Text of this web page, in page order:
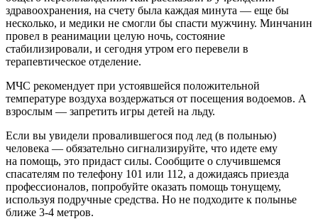
здравоохранения, на счету была каждая минута — еще бы
несколько, и медики не смогли бы спасти мужчину. Минчанин
провел в реанимации целую ночь, состояние
стабилизировали, и сегодня утром его перевели в
терапевтическое отделение.
МЧС рекомендует при устоявшейся положительной
температуре воздуха воздержаться от посещения водоемов. А
взрослым — запретить игры детей на льду.
Если вы увидели провалившегося под лед (в полынью)
человека — обязательно сигнализируйте, что идете ему
на помощь, это придаст силы. Сообщите о случившемся
спасателям по телефону 101 или 112, а дожидаясь приезда
профессионалов, попробуйте оказать помощь тонущему,
используя подручные средства. Но не подходите к полынье
ближе 3-4 метров.